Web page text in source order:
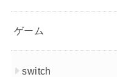
ゲーム
switch